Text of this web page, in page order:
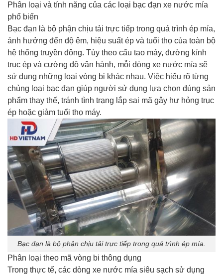
Phân loại và tính năng của các loại bạc đạn xe nước mía
phổ biến
Bạc đạn là bộ phận chịu tải trực tiếp trong quá trình ép mía,
ảnh hưởng đến độ êm, hiệu suất ép và tuổi thọ của toàn bộ
hệ thống truyền động. Tùy theo cấu tạo máy, đường kính
trục ép và cường độ vận hành, mỗi dòng xe nước mía sẽ
sử dụng những loại vòng bi khác nhau. Việc hiểu rõ từng
chủng loại bạc đạn giúp người sử dụng lựa chọn đúng sản
phẩm thay thế, tránh tình trạng lắp sai mã gây hư hỏng trục
ép hoặc giảm tuổi thọ máy.
Bạc đạn là bộ phận chịu tải trực tiếp trong quá trình ép mía.
Phân loại theo mã vòng bi thông dụng
Trong thực tế, các dòng xe nước mía siêu sạch sử dụng